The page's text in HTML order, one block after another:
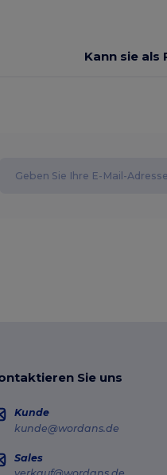
Kann sie als
Sie uns
Kunde
kunde@wordans.de
Sales